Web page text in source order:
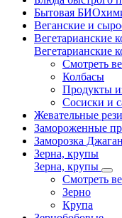
Бытовая
Веганские и
Вегетарианские
Вегетарианские
Смотреть
Колбасы
Продукты
Сосиски и
Жевательные
Замороженные
Заморозка
Зерна, крупы
Зерна, крупы
Смотреть
Зерно
Крупа